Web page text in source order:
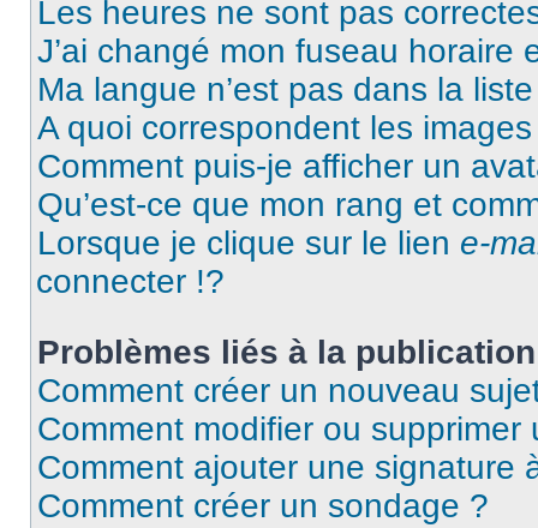
Les heures ne sont pas
J’ai changé mon fuseau horaire
Ma langue n’est pas dans la
A quoi correspondent les
Comment puis-je afficher un
Qu’est-ce que mon rang et
Lorsque je clique sur le lien e-
connecter !?
Problèmes liés à la
Comment créer un nouveau
Comment modifier ou supprimer
Comment ajouter une signature
Comment créer un sondage ?